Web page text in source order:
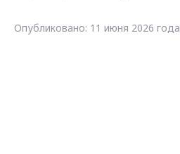
Опубликовано: 11 июня 2026 года